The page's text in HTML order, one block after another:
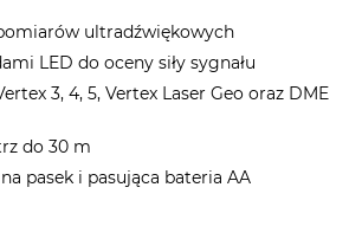
ultradźwiękowych
LED do oceny siły sygnału
3, 4, 5, Vertex Laser Geo oraz DME
do 30 m
pasek i pasująca bateria AA